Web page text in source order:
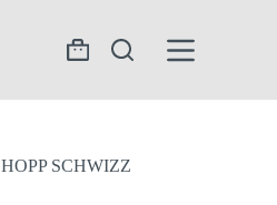
Warenkorb
HOPP SCHWIZZ